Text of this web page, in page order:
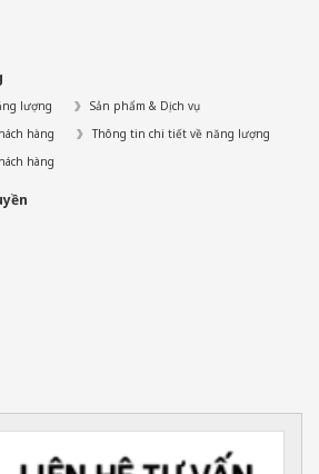
lượng
Sản phẩm & Dịch vụ
hàng
Thông tin chi tiết về năng lượng
hàng